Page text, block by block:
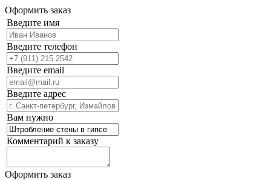
Оформить заказ
Введите имя
Введите телефон
Введите email
Введите адрес
Вам нужно
Комментарий к заказу
Оформить заказ